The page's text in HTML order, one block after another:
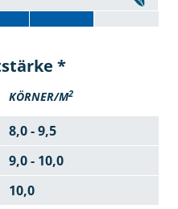
*
KÖRNER/M2
8,0 - 9,5
9,0 - 10,0
10,0